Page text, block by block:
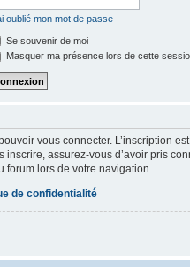
oublié mon mot de passe
Se souvenir de moi
Masquer ma présence lors de cette
vous connecter. L’inscription
inscrire, assurez-vous d’avoir pris
forum lors de votre navigation.
de confidentialité